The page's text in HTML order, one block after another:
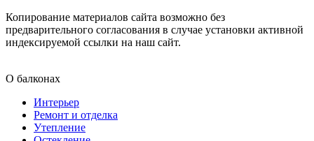
Копирование материалов сайта возможно без
предварительного согласования в случае установки активной
индексируемой ссылки на наш сайт.
О балконах
Интерьер
Ремонт и отделка
Утепление